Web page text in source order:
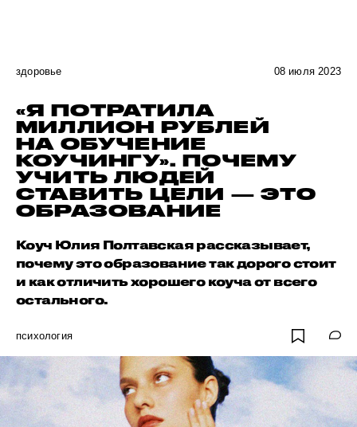
здоровье 08 июля 2023
«Я ПОТРАТИЛА
МИЛЛИОН РУБЛЕЙ
НА ОБУЧЕНИЕ
КОУЧИНГУ». ПОЧЕМУ
УЧИТЬ ЛЮДЕЙ
СТАВИТЬ ЦЕЛИ — ЭТО
ОБРАЗОВАНИЕ
Коуч Юлия Полтавская рассказывает,
почему это образование так дорого стоит
и как отличить хорошего коуча от всего
остального.
психология